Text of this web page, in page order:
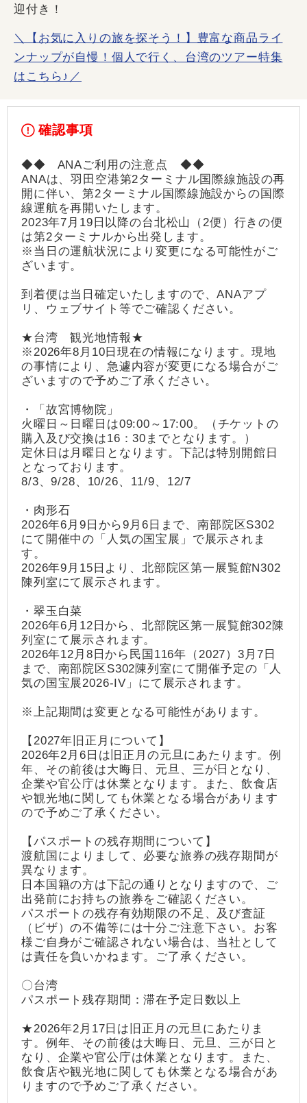
迎付き！
＼【お気に入りの旅を探そう！】豊富な商品ライ
ンナップが自慢！個人で行く、台湾のツアー特集
はこちら♪／
確認事項
◆◆ ANAご利用の注意点 ◆◆
ANAは、羽田空港第2ターミナル国際線施設の再
開に伴い、第2ターミナル国際線施設からの国際
線運航を再開いたします。
2023年7月19日以降の台北松山（2便）行きの便
は第2ターミナルから出発します。
※当日の運航状況により変更になる可能性がご
ざいます。
到着便は当日確定いたしますので、ANAアプ
リ、ウェブサイト等でご確認ください。
★台湾 観光地情報★
※2026年8月10日現在の情報になります。現地
の事情により、急遽内容が変更になる場合がご
ざいますので予めご了承ください。
・「故宮博物院」
火曜日～日曜日は09:00～17:00。（チケットの
購入及び交換は16：30までとなります。）
定休日は月曜日となります。下記は特別開館日
となっております。
8/3、9/28、10/26、11/9、12/7
・肉形石
2026年6月9日から9月6日まで、南部院区S302
にて開催中の「人気の国宝展」で展示されま
す。
2026年9月15日より、北部院区第一展覧館N302
陳列室にて展示されます。
・翠玉白菜
2026年6月12日から、北部院区第一展覧館302陳
列室にて展示されます。
2026年12月8日から民国116年（2027）3月7日
まで、南部院区S302陳列室にて開催予定の「人
気の国宝展2026-IV」にて展示されます。
※上記期間は変更となる可能性があります。
【2027年旧正月について】
2026年2月6日は旧正月の元旦にあたります。例
年、その前後は大晦日、元旦、三が日となり、
企業や官公庁は休業となります。また、飲食店
や観光地に関しても休業となる場合があります
ので予めご了承ください。
【パスポートの残存期間について】
渡航国によりまして、必要な旅券の残存期間が
異なります。
日本国籍の方は下記の通りとなりますので、ご
出発前にお持ちの旅券をご確認ください。
パスポートの残存有効期限の不足、及び査証
（ビザ）の不備等には十分ご注意下さい。お客
様ご自身がご確認されない場合は、当社として
は責任を負いかねます。ご了承ください。
〇台湾
パスポート残存期間：滞在予定日数以上
★2026年2月17日は旧正月の元旦にあたりま
す。例年、その前後は大晦日、元旦、三が日と
なり、企業や官公庁は休業となります。また、
飲食店や観光地に関しても休業となる場合があ
りますので予めご了承ください。